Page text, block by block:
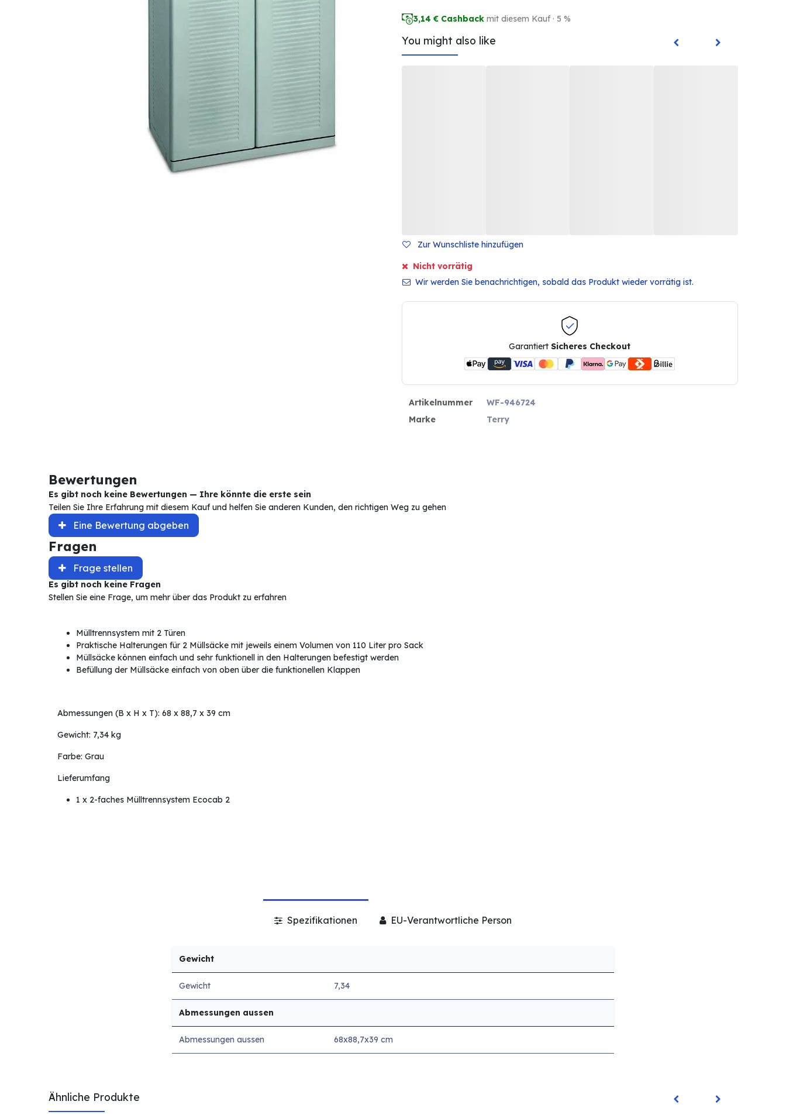
3,14 € Cashback mit diesem Kauf · 5 %
You might also like
Zur Wunschliste hinzufügen
Nicht vorrätig
Wir werden Sie benachrichtigen, sobald das Produkt wieder vorrätig ist.
GarantiertSicheres Checkout
Artikelnummer
WF-946724
Marke
Terry
Bewertungen
Es gibt noch keine Bewertungen — Ihre könnte die erste sein
Teilen Sie Ihre Erfahrung mit diesem Kauf und helfen Sie anderen Kunden, den richtigen Weg zu gehen
Eine Bewertung abgeben
Fragen
Frage stellen
Es gibt noch keine Fragen
Stellen Sie eine Frage, um mehr über das Produkt zu erfahren
Mülltrennsystem mit 2 Türen
Praktische Halterungen für 2 Müllsäcke mit jeweils einem Volumen von 110 Liter pro Sack
Müllsäcke können einfach und sehr funktionell in den Halterungen befestigt werden
Befüllung der Müllsäcke einfach von oben über die funktionellen Klappen
Abmessungen (B x H x T): 68 x 88,7 x 39 cm
Gewicht: 7,34 kg
Farbe: Grau
Lieferumfang
1 x 2-faches Mülltrennsystem Ecocab 2
Spezifikationen EU-Verantwortliche Person
Gewicht
Gewicht 7,34
Abmessungen aussen
Abmessungen aussen 68x88,7x39 cm
Ähnliche Produkte